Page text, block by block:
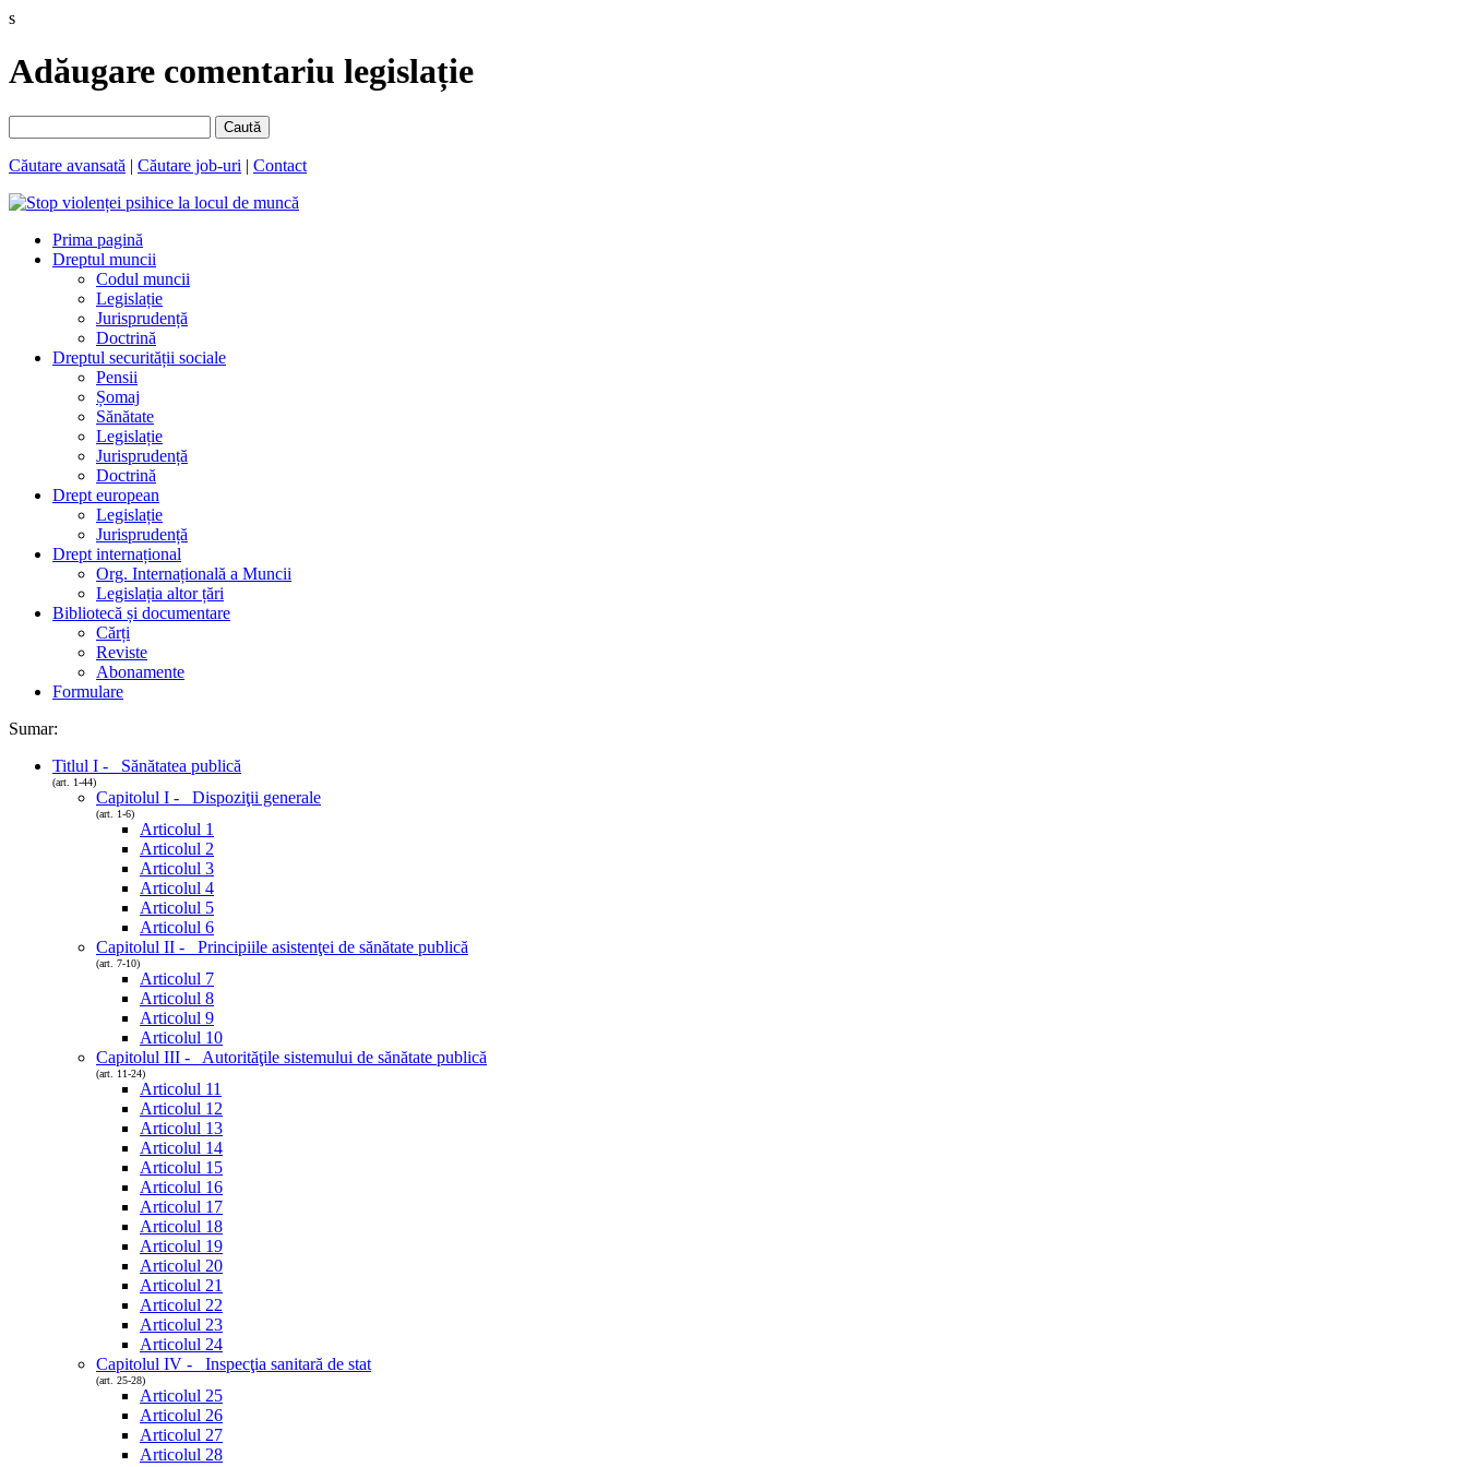
s
Adăugare comentariu legislație
Caută
Căutare avansată | Căutare job-uri | Contact
Prima pagină
Dreptul muncii
Codul muncii
Legislație
Jurisprudență
Doctrină
Dreptul securității sociale
Pensii
Șomaj
Sănătate
Legislație
Jurisprudență
Doctrină
Drept european
Legislație
Jurisprudență
Drept internațional
Org. Internațională a Muncii
Legislația altor țări
Bibliotecă și documentare
Cărți
Reviste
Abonamente
Formulare
Sumar:
Titlul I - Sănătatea publică
(art. 1-44)
Capitolul I - Dispoziţii generale
(art. 1-6)
Articolul 1
Articolul 2
Articolul 3
Articolul 4
Articolul 5
Articolul 6
Capitolul II - Principiile asistenţei de sănătate publică
(art. 7-10)
Articolul 7
Articolul 8
Articolul 9
Articolul 10
Capitolul III - Autorităţile sistemului de sănătate publică
(art. 11-24)
Articolul 11
Articolul 12
Articolul 13
Articolul 14
Articolul 15
Articolul 16
Articolul 17
Articolul 18
Articolul 19
Articolul 20
Articolul 21
Articolul 22
Articolul 23
Articolul 24
Capitolul IV - Inspecţia sanitară de stat
(art. 25-28)
Articolul 25
Articolul 26
Articolul 27
Articolul 28